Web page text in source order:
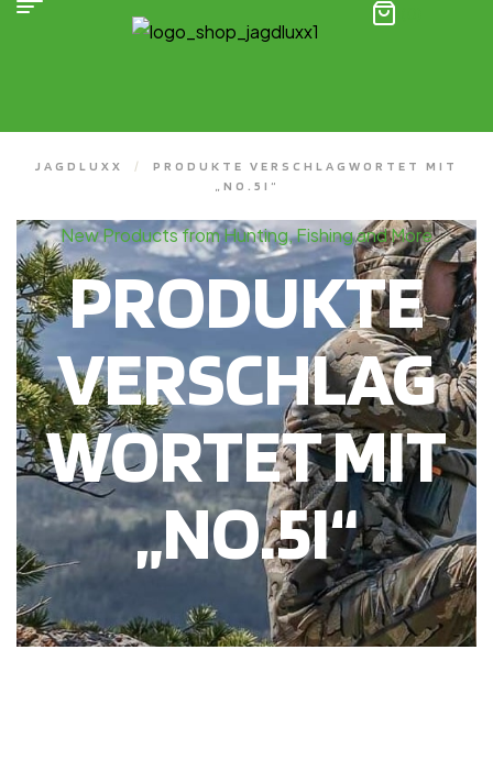
JAGDLUXX /
PRODUKTE VERSCHLAGWORTET MIT
„NO.5I“
New Products from Hunting, Fishing and More
PRODUKTE
VERSCHLAG
WORTET MIT
„NO.5I“